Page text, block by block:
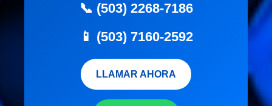
📞 (503) 2268-7186
📱 (503) 7160-2592
LLAMAR AHORA